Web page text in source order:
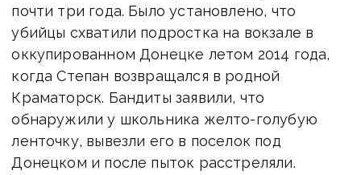
почти три года. Было установлено, что
убийцы схватили подростка на вокзале в
оккупированном Донецке летом 2014 года,
когда Степан возвращался в родной
Краматорск. Бандиты заявили, что
обнаружили у школьника желто-голубую
ленточку, вывезли его в поселок под
Донецком и после пыток расстреляли.